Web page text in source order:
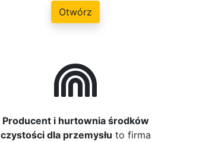
Otwórz
Producent i hurtownia środków
czystości dla przemysłu to firma